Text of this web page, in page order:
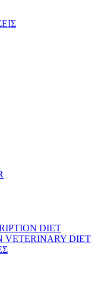
DIET
VETERINARY DIET